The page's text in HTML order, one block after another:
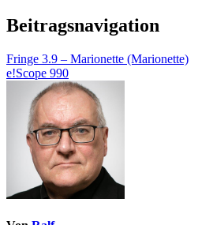
Beitragsnavigation
Fringe 3.9 – Marionette (Marionette)
e!Scope 990